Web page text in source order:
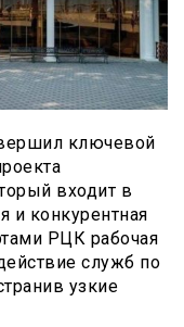
ключевой
входит в
и конкурентная
РЦК рабочая
служб по
узкие